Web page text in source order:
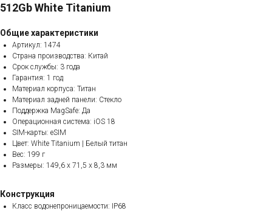
512Gb White Titanium
Общие характеристики
Артикул: 1474
Страна производства: Китай
Срок службы: 3 года
Гарантия: 1 год
Материал корпуса: Титан
Материал задней панели: Стекло
Поддержка MagSafe: Да
Операционная система: iOS 18
SIM-карты: eSIM
Цвет: White Titanium | Белый титан
Вес: 199 г
Размеры: 149,6 x 71,5 x 8,3 мм
Конструкция
Класс водонепроницаемости: IP68